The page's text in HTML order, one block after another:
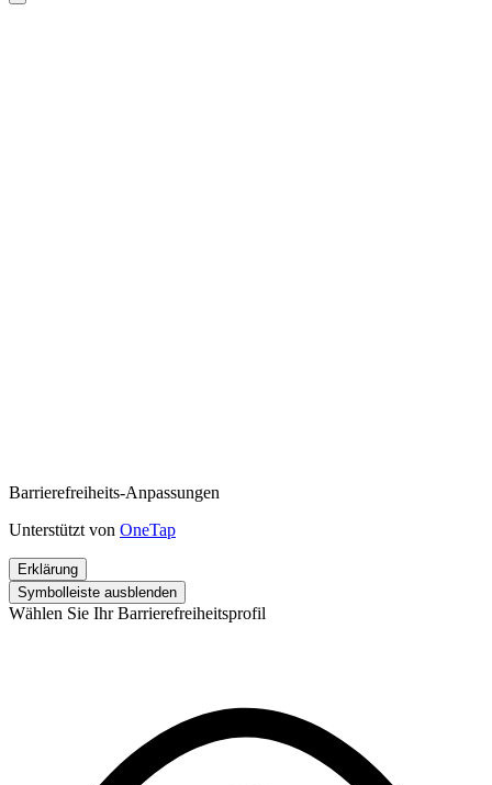
Barrierefreiheits-Anpassungen
Unterstützt von OneTap
Erklärung
Symbolleiste ausblenden
Wählen Sie Ihr Barrierefreiheitsprofil